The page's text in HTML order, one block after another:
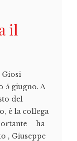
il
Giosi
5 giugno. A
del
è la collega
- ha
, Giuseppe